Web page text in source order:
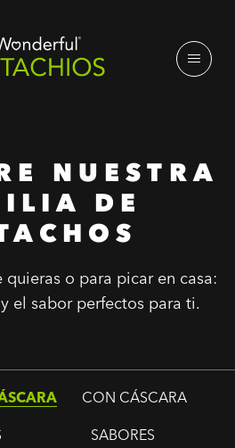
NUESTRA
DE
quieras o para picar en casa:
el sabor perfectos para ti.
CON CÁSCARA
SABORES